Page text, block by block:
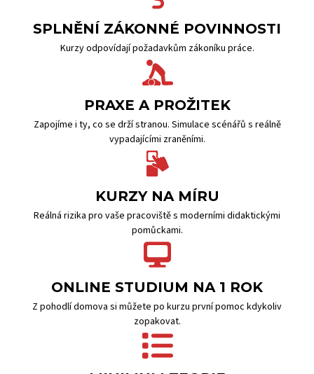
SPLNĚNÍ ZÁKONNÉ POVINNOSTI
Kurzy odpovídají požadavkům zákoníku práce.
PRAXE A PROŽITEK
Zapojíme i ty, co se drží stranou. Simulace scénářů s reálně
vypadajícími zraněními.
KURZY NA MÍRU
Reálná rizika pro vaše pracoviště s moderními didaktickými
pomůckami.
ONLINE STUDIUM NA 1 ROK
Z pohodlí domova si můžete po kurzu první pomoc kdykoliv
zopakovat.